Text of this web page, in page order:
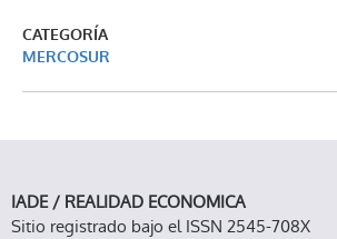
CATEGORÍA
MERCOSUR
IADE / REALIDAD ECONOMICA
Sitio registrado bajo el ISSN 2545-708X